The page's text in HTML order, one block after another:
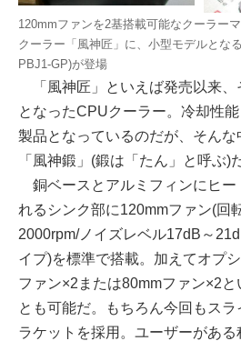
120mmファンを2基搭載可能なクーラー
クーラー「風神匠」に、小型モデルとな
PBJ1-GP)が登場
「風神匠」といえば発売以来、
となったCPUクーラー。冷却性
製品となっているのだが、そん
「風神鍛」(鍛は「たん」と呼ぶ)
銅ベースとアルミフィンにヒー
れるシンク部に120mmファン(回
2000rpm/ノイズレベル17dB～
イプ)を標準で搭載。加えてオプ
ファン×2または80mmファン×2と
とも可能だ。もちろん今回もス
ラケットを採用。ユーザーがある